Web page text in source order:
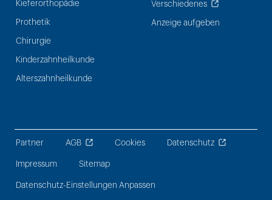
Kieferorthopädie
Prothetik
Chirurgie
Kinderzahnheilkunde
Alterszahnheilkunde
Verschiedenes
Anzeige aufgeben
Partner AGB Cookies Datenschutz
Impressum Sitemap
Datenschutz-Einstellungen Anpassen